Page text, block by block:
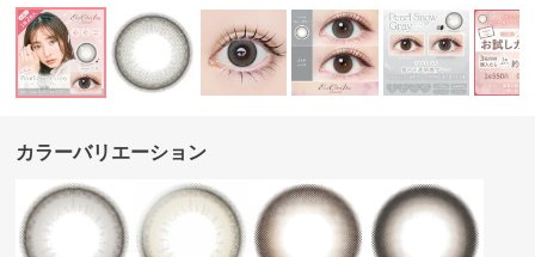
カラーバリエーション